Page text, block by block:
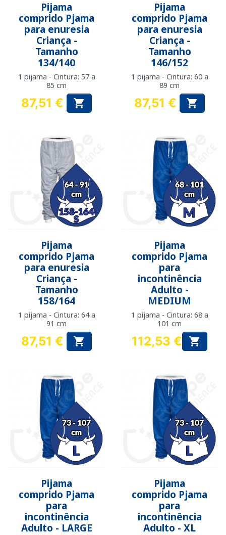
Pijama
comprido Pjama
para enuresia
Criança -
Tamanho
134/140
1 pijama - Cintura: 57 a
85 cm
Preço
87,51 € 
Pijama
comprido Pjama
para enuresia
Criança -
Tamanho
146/152
1 pijama - Cintura: 60 a
89 cm
Preço
87,51 € 
Pijama
comprido Pjama
para enuresia
Criança -
Tamanho
158/164
1 pijama - Cintura: 64 a
91 cm
Preço
87,51 € 
Pijama
comprido Pjama
para
incontinência
Adulto -
MEDIUM
1 pijama - Cintura: 68 a
101 cm
Preço
112,53 € 
Pijama
comprido Pjama
para
incontinência
Adulto - LARGE
Pijama
comprido Pjama
para
incontinência
Adulto - XL